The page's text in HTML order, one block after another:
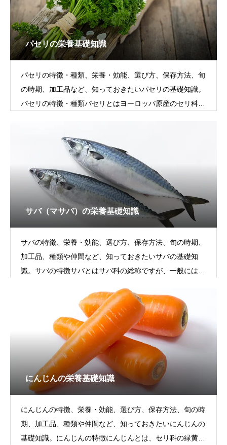
パセリの栄養基礎知識
パセリの特徴・種類、栄養・効能、選び方、保存方法、旬
の時期、加工品など、知っておきたいパセリの基礎知識。
パセリの特徴・種類パセリとはヨーロッパ原産のセリ科の
サバ（マサバ）の栄養基礎知識
サバの特徴、栄養・効能、選び方、保存方法、旬の時期、
加工品、種類や仲間など、知っておきたいサバの基礎知
識。サバの特徴サバとはサバ科の総称ですが、一般にはマ
にんじんの栄養基礎知識
にんじんの特徴、栄養・効能、選び方、保存方法、旬の時
期、加工品、種類や仲間など、知っておきたいにんじんの
基礎知識。にんじんの特徴にんじんとは、セリ科の緑黄色